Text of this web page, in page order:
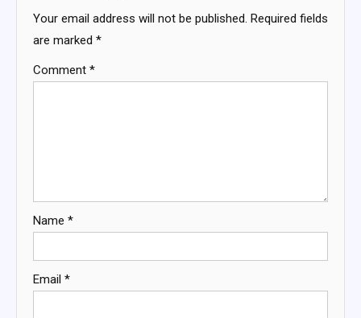
Your email address will not be published. Required fields
are marked *
Comment *
Name *
Email *